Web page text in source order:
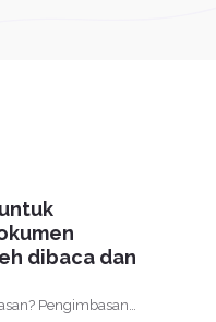
dibaca dan
Pengimbasan